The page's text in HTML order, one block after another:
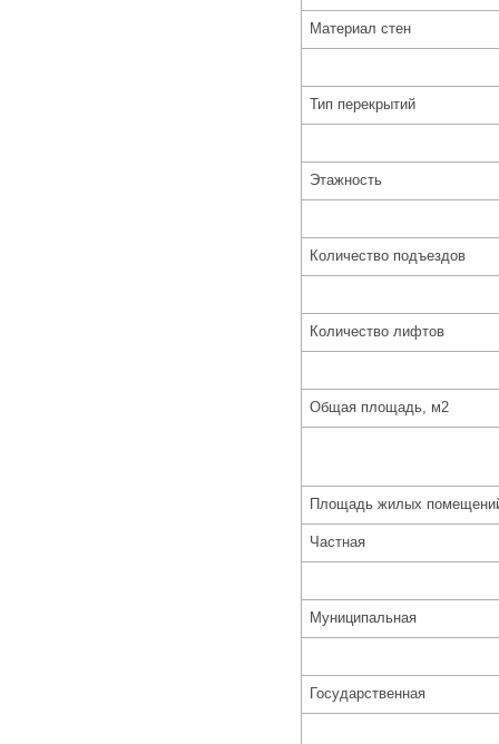
Материал стен
Тип перекрытий
Этажность
Количество подъездов
Количество лифтов
Общая площадь, м2
Площадь жилых
Частная
Муниципальная
Государственная